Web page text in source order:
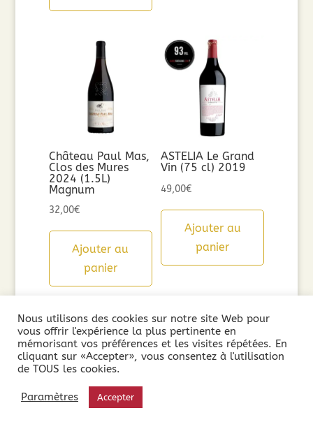
Château Paul Mas,
Clos des Mures
2024 (1.5L)
Magnum
32,00€
Ajouter au
panier
ASTELIA Le Grand
Vin (75 cl) 2019
49,00€
Ajouter au
panier
Nous utilisons des cookies sur notre site Web pour
vous offrir l'expérience la plus pertinente en
mémorisant vos préférences et les visites répétées. En
cliquant sur «Accepter», vous consentez à l'utilisation
de TOUS les cookies.
Paramètres Accepter